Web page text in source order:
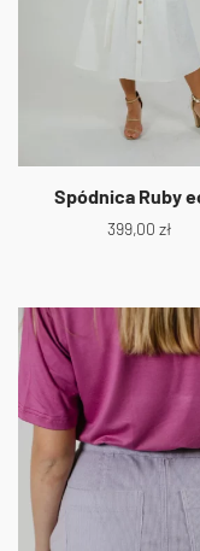
Spódnica Ruby
399,00 zł